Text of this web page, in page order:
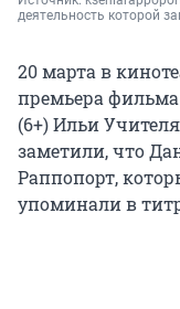
деятельность которой
20 марта в
премьера
(6+) Ильи
заметили, что
Раппопорт,
упоминали в